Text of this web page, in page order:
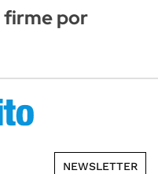
firme por
NEWSLETTER